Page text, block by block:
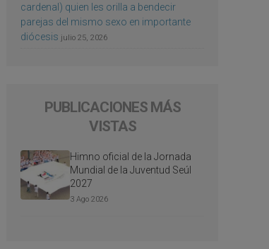
cardenal) quien les orilla a bendecir
parejas del mismo sexo en importante
diócesis julio 25, 2026
PUBLICACIONES MÁS
VISTAS
Himno oficial de la Jornada
Mundial de la Juventud Seúl
2027
3 Ago 2026